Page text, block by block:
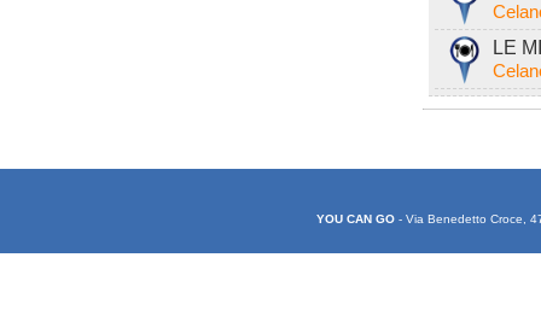
LE
YOU CAN GO - Via Benedetto Croce,